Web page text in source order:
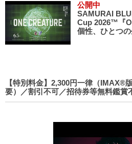
公開中
SAMURAI
Cup 2026™『
個性、ひとつの
【特別料金】2,300円一律（IMAX®
要）／割引不可／招待券等無料鑑賞